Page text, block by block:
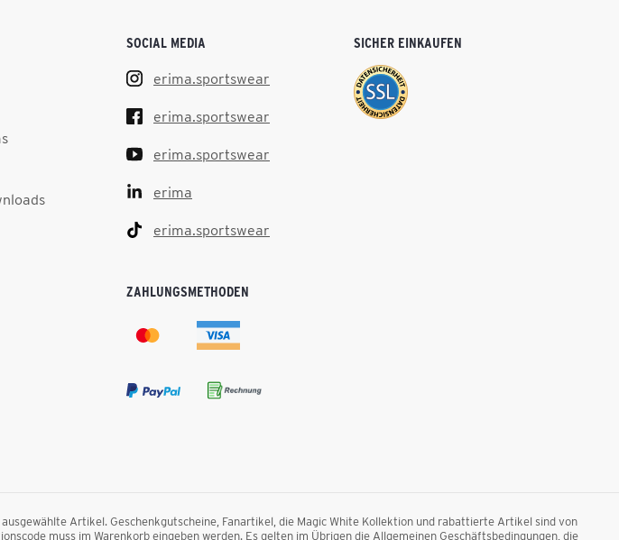
SOCIAL MEDIA
erima.sportswear
erima.sportswear
erima.sportswear
erima
erima.sportswear
ZAHLUNGSMETHODEN
SICHER EINKAUFEN
Artikel. Geschenkgutscheine, Fanartikel, die Magic White Kollektion und rabattierte Artikel sind von
muss im Warenkorb eingeben werden. Es gelten im Übrigen die Allgemeinen Geschäftsbedingungen, die